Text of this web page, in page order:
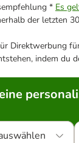
* Es
der letzten
Direktwerbung
indem du